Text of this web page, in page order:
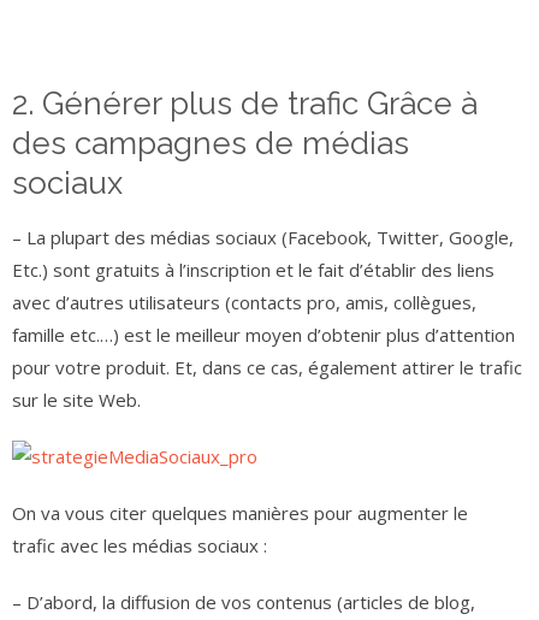
2. Générer plus de trafic Grâce à
des campagnes de médias
sociaux
– La plupart des médias sociaux (Facebook, Twitter, Google,
Etc.) sont gratuits à l’inscription et le fait d’établir des liens
avec d’autres utilisateurs (contacts pro, amis, collègues,
famille etc.…) est le meilleur moyen d’obtenir plus d’attention
pour votre produit. Et, dans ce cas, également attirer le trafic
sur le site Web.
On va vous citer quelques manières pour augmenter le
trafic avec les médias sociaux :
– D’abord, la diffusion de vos contenus (articles de blog,